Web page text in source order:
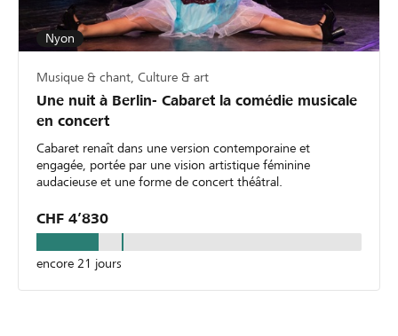
Nyon
Musique & chant, Culture & art
Une nuit à Berlin- Cabaret la comédie musicale
en concert
Cabaret renaît dans une version contemporaine et
engagée, portée par une vision artistique féminine
audacieuse et une forme de concert théâtral.
CHF 4’830
encore 21 jours